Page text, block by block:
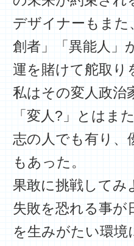
デザイナーもまた
創者」「異能人」
運を賭けて舵取り
私はその変人政治
「変人?」とはま
志の人でも有り、
もあった。
果敢に挑戦して
失敗を恐れる事が
を生みがたい環